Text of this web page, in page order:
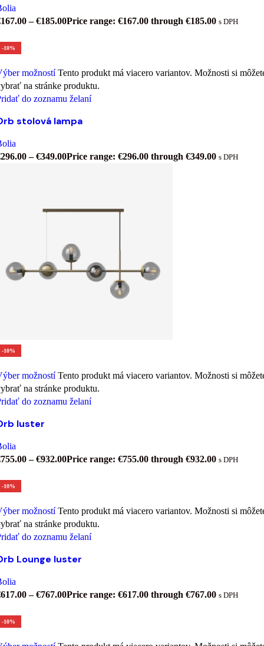
167.00 – €185.00Price range: €167.00 through €185.00 s DPH
-10%
možností Tento produkt má viacero variantov. Možnosti si
na stránke produktu.
do zoznamu želaní
stolová lampa
296.00 – €349.00Price range: €296.00 through €349.00 s DPH
-10%
možností Tento produkt má viacero variantov. Možnosti si
na stránke produktu.
do zoznamu želaní
luster
755.00 – €932.00Price range: €755.00 through €932.00 s DPH
-10%
možností Tento produkt má viacero variantov. Možnosti si
na stránke produktu.
do zoznamu želaní
Lounge luster
617.00 – €767.00Price range: €617.00 through €767.00 s DPH
-10%